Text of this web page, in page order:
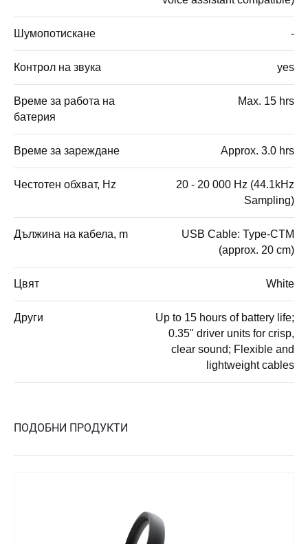
Шумопотискане -
Контрол на звука yes
Време за работа на
батерия
Max. 15 hrs
Време за зареждане Approx. 3.0 hrs
Честотен обхват, Hz
20 - 20 000 Hz (44.1kHz
Sampling)
Дължина на кабела, m
USB Cable: Type-CTM
(approx. 20 cm)
Цвят White
Други
Up to 15 hours of battery life;
0.35" driver units for crisp,
clear sound; Flexible and
lightweight cables
ПОДОБНИ ПРОДУКТИ